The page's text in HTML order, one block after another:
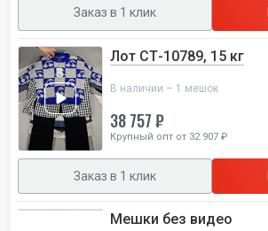
Заказ в 1 клик
Лот СТ-10789, 15 кг
В наличии – 1 мешок
38 757 ₽
Крупный опт от 32 907 ₽
Заказ в 1 клик
Мешки без видео